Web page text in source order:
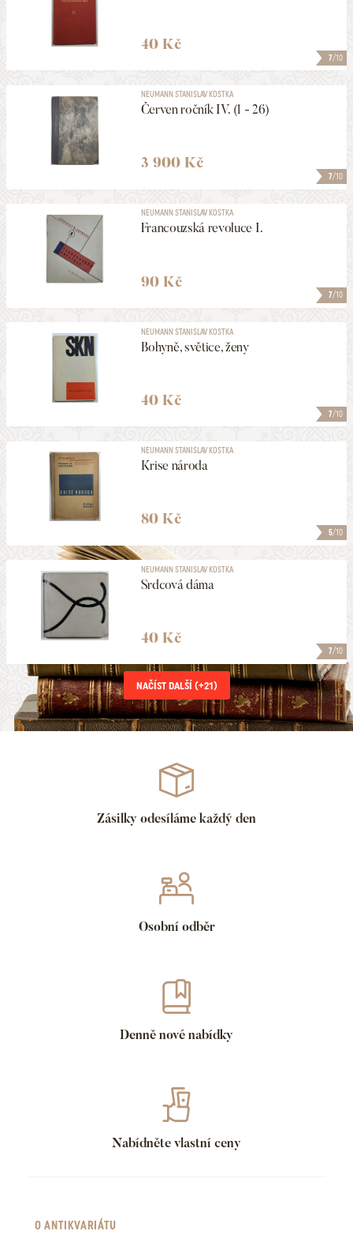
7/10
40 Kč
7/10
NEUMANN STANISLAV KOSTKA
Červen ročník IV. (1 - 26)
3 900 Kč
7/10
NEUMANN STANISLAV KOSTKA
Francouzská revoluce I.
90 Kč
7/10
NEUMANN STANISLAV KOSTKA
Bohyně, světice, ženy
40 Kč
5/10
NEUMANN STANISLAV KOSTKA
Krise národa
80 Kč
7/10
NEUMANN STANISLAV KOSTKA
Srdcová dáma
40 Kč
NAČÍST DALŠÍ (+21)
Zásilky odesíláme každý den
Osobní odběr
Denně nové nabídky
Nabídněte vlastní ceny
O ANTIKVARIÁTU